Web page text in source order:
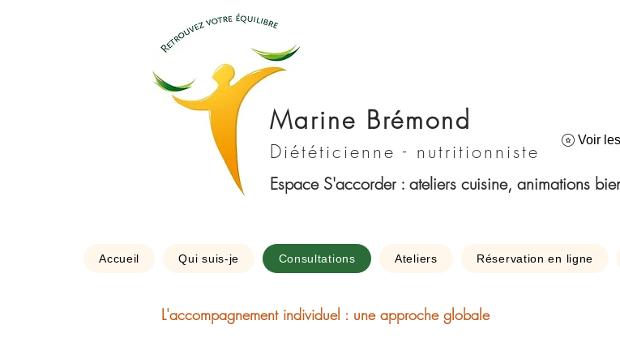
Marine Brémond
Diététicienne - nutritionniste
Espace S'accorder : ateliers cuisine, animations
Voir
Accueil Qui suis-je Consultations Ateliers Réservation en ligne
L'accompagnement individuel : une approche globale